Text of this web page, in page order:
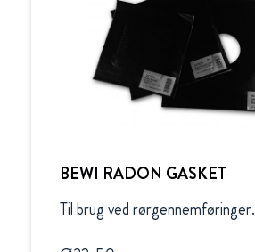
BEWI RADON GASKET
Til brug ved rørgennemføringer.